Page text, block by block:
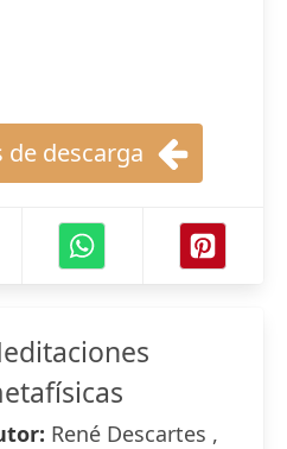
de descarga
René Descartes ,